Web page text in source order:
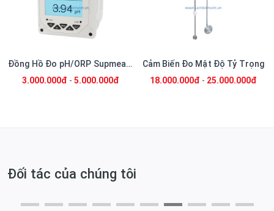
Đồng Hồ Đo pH/ORP Supmea MDA-PH
3.000.000đ - 5.000.000đ
Cảm Biến Đo Mật Độ Tỷ Trọng
18.000.000đ - 25.000.000đ
Đối tác của chúng tôi